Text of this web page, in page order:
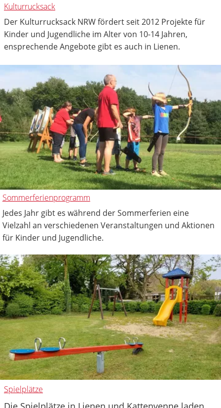
Kulturrucksack
Der Kulturrucksack NRW fördert seit 2012 Projekte für
Kinder und Jugendliche im Alter von 10-14 Jahren,
ensprechende Angebote gibt es auch in Lienen.
Sommerferienprogramm
Jedes Jahr gibt es während der Sommerferien eine
Vielzahl an verschiedenen Veranstaltungen und Aktionen
für Kinder und Jugendliche.
Spielplätze